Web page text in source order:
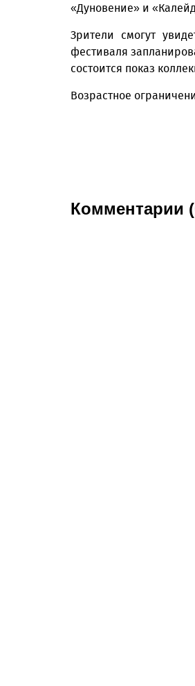
«Дуновение» и
Зрители смогут
фестиваля
состоится показ
Возрастное
Комментарии